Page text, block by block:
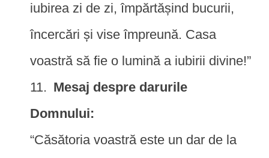
iubirea zi de zi, împărtășind bucurii,
încercări și vise împreună. Casa
voastră să fie o lumină a iubirii divine!”
Mesaj despre darurile
Domnului:
“Căsătoria voastră este un dar de la